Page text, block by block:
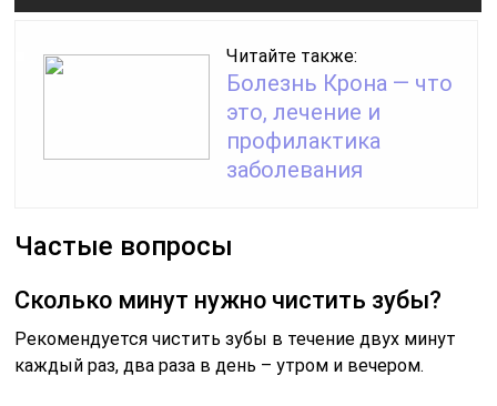
Читайте также:
Болезнь Крона — что
это, лечение и
профилактика
заболевания
Частые вопросы
Сколько минут нужно чистить зубы?
Рекомендуется чистить зубы в течение двух минут
каждый раз, два раза в день – утром и вечером.